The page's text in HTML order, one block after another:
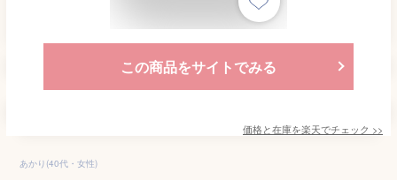
この商品をサイトでみる
価格と在庫を楽天でチェック >>
あかり(40代・女性)